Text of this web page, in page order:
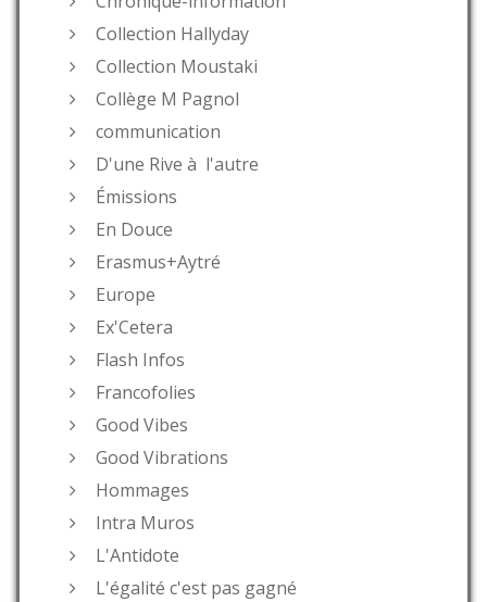
Collection Hallyday
Collection Moustaki
Collège M Pagnol
communication
D'une Rive à l'autre
Émissions
En Douce
Erasmus+Aytré
Europe
Ex'Cetera
Flash Infos
Francofolies
Good Vibes
Good Vibrations
Hommages
Intra Muros
L'Antidote
L'égalité c'est pas gagné